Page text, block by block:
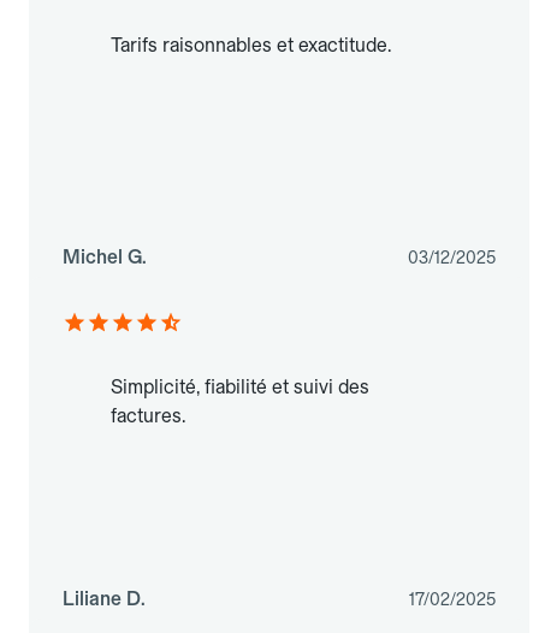
Tarifs raisonnables et exactitude.
Michel G. 03/12/2025
Simplicité, fiabilité et suivi des
factures.
Liliane D. 17/02/2025